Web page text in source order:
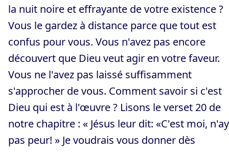
la nuit noire et effrayante de votre existence ?
Vous le gardez à distance parce que tout est
confus pour vous. Vous n'avez pas encore
découvert que Dieu veut agir en votre faveur.
Vous ne l'avez pas laissé suffisamment
s'approcher de vous. Comment savoir si c'est
Dieu qui est à l'œuvre ? Lisons le verset 20 de
notre chapitre : « Jésus leur dit: «C'est moi,
pas peur! » Je voudrais vous donner dès